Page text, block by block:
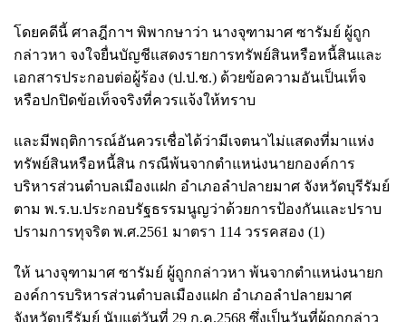
โดยคดีนี้ ศาลฎีกาฯ พิพากษาว่า นางจุฑามาศ ซารัมย์ ผู้ถูก
กล่าวหา จงใจยื่นบัญชีแสดงรายการทรัพย์สินหรือหนี้สินและ
เอกสารประกอบต่อผู้ร้อง (ป.ป.ช.) ด้วยข้อความอันเป็นเท็จ
หรือปกปิดข้อเท็จจริงที่ควรแจ้งให้ทราบ
และมีพฤติการณ์อันควรเชื่อได้ว่ามีเจตนาไม่แสดงที่มาแห่ง
ทรัพย์สินหรือหนี้สิน กรณีพ้นจากตำแหน่งนายกองค์การ
บริหารส่วนตำบลเมืองแฝก อำเภอลำปลายมาศ จังหวัดบุรีรัมย์
ตาม พ.ร.บ.ประกอบรัฐธรรมนูญว่าด้วยการป้องกันและปราบ
ปรามการทุจริต พ.ศ.2561 มาตรา 114 วรรคสอง (1)
ให้ นางจุฑามาศ ซารัมย์ ผู้ถูกกล่าวหา พ้นจากตำแหน่งนายก
องค์การบริหารส่วนตำบลเมืองแฝก อำเภอลำปลายมาศ
จังหวัดบุรีรัมย์ นับแต่วันที่ 29 ก.ค.2568 ซึ่งเป็นวันที่ผู้ถูกกล่าว